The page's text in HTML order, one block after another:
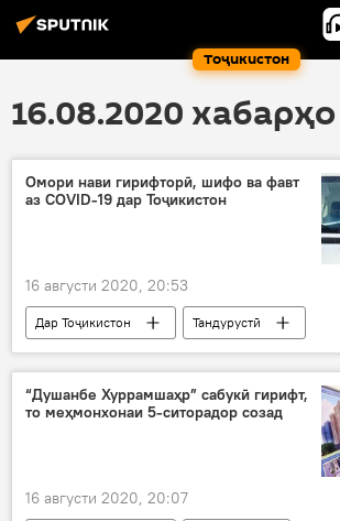
Тоҷикистон
16.08.2020 хабарҳо
Омори нави гирифторӣ, шифо ва фавт
аз COVID-19 дар Тоҷикистон
16 августи 2020, 20:53
Дар Тоҷикистон Тандурустӣ
“Душанбе Хуррамшаҳр” сабукӣ гирифт,
то меҳмонхонаи 5-ситорадор созад
16 августи 2020, 20:07